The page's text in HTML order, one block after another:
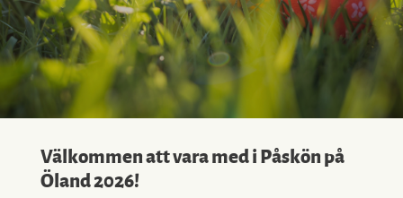
Välkommen att vara med i Påskön på
Öland 2026!